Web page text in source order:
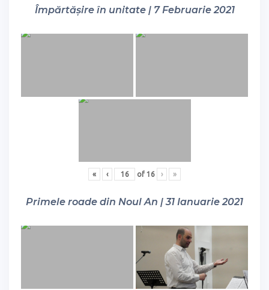
Împărtășire în unitate | 7 Februarie 2021
« ‹ of 16 › »
Primele roade din Noul An | 31 Ianuarie 2021